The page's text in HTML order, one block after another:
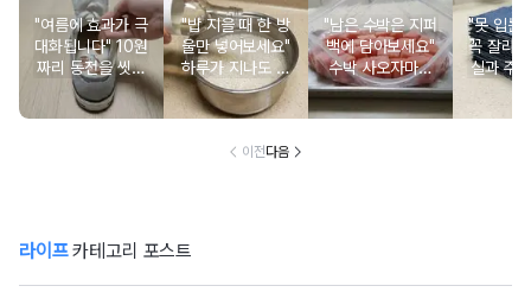
"여름에 효과가 극
대화됩니다" 10원
짜리 동전을 씻어
서 운동화 신발에
넣어보세요
"밥 지을 때 한 방
울만 넣어보세요"
하루가 지나도 갓
지은 밥처럼 밥알
이 살아있습니다
"남은 수박은 지퍼
백에 담아보세요"
수박 사오자마자
이렇게 해야 나중
에 후회 안 합니다
"못 입는
꼭 잘라
실과 주
세제 없
이전다음
라이프카테고리 포스트